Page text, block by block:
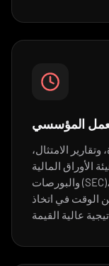
المؤسسي
الامتثال،
الأوراق المالية
والبورصات (SEC)، والتنسيق بين الأقسام تلقائيًا حتى يتمكن
الوقت في اتخاذ